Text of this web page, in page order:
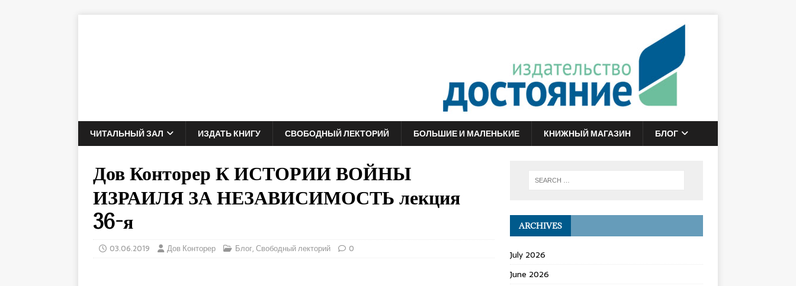
ЧИТАЛЬНЫЙ ЗАЛ ИЗДАТЬ КНИГУ СВОБОДНЫЙ ЛЕКТОРИЙ БОЛЬШИЕ И МАЛЕНЬКИЕ КНИЖНЫЙ МАГАЗИН БЛОГ
Дов Конторер К ИСТОРИИ ВОЙНЫ
ИЗРАИЛЯ ЗА НЕЗАВИСИМОСТЬ лекция
36-я
03.06.2019 Дов Конторер Блог,Свободный лекторий 0
ARCHIVES
July 2026
June 2026